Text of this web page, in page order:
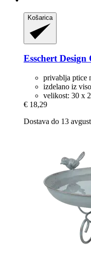
Košarica
Esschert Design
privablja ptice
izdelano iz
velikost: 30 x
€ 18,29
Dostava do 13 avgust